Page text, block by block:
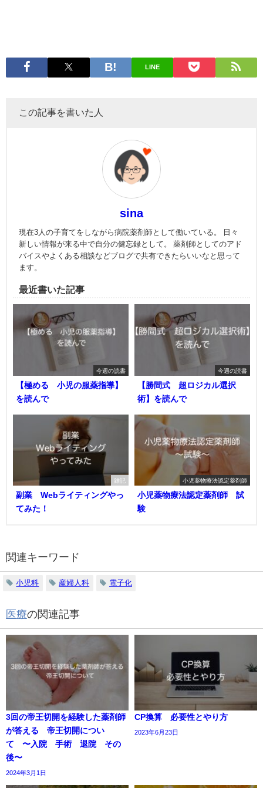
LINE
この記事を書いた人
sina
現在3人の子育てをしながら病院薬剤師として働いている。 日々
新しい情報が来る中で自分の健忘録として。 薬剤師としてのアド
バイスやよくある相談などブログで共有できたらいいなと思って
ます。
最近書いた記事
今週の読書
【極める 小児の服薬指導】
を読んで
今週の読書
【勝間式 超ロジカル選択
術】を読んで
雑記
副業 Webライティングやっ
てみた！
小児薬物療法認定薬剤師
小児薬物療法認定薬剤師 試
験
関連キーワード
小児科 産婦人科 電子化
医療の関連記事
3回の帝王切開を経験した薬剤師
が答える 帝王切開につい
て 〜入院 手術 退院 その
後〜
2024年3月1日
CP換算 必要性とやり方
2023年6月23日